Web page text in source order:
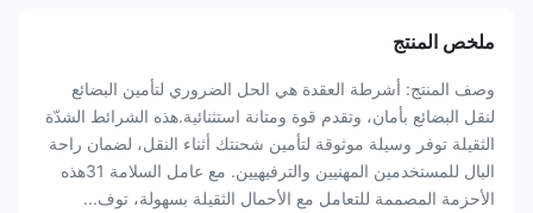
ملخص المنتج
وصف المنتج: أشرطة العقدة هي الحل الضروري لتأمين البضائع
لنقل البضائع بأمان، وتقدم قوة ومتانة استثنائية.هذه الشرائط الشدّة
الثقيلة توفر وسيلة موثوقة لتأمين شحنتك أثناء النقل، لضمان راحة
البال للمستخدمين المهنيين والترفيهيين. مع عامل السلامة 31هذه
الأحزمة المصممة للتعامل مع الأحمال الثقيلة بسهولة، توف...